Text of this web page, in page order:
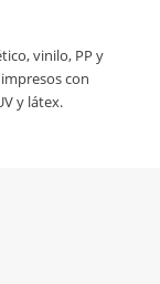
vinilo, PP y
con
y látex.